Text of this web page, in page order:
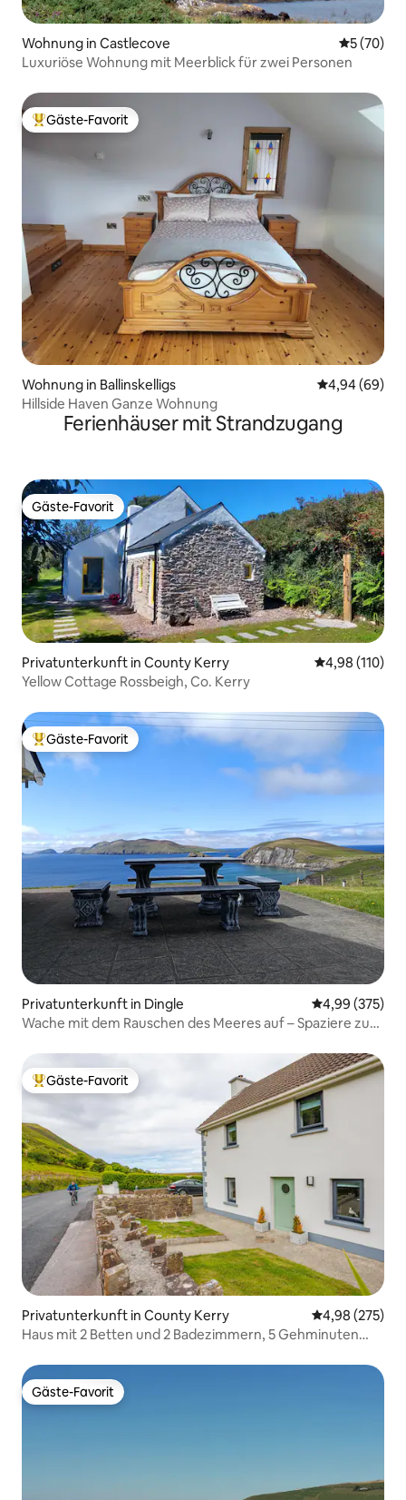
Wohnung in Castlecove
5 (70)
Luxuriöse Wohnung mit Meerblick für zwei Personen
Beliebter Gäste-Favorit.
Gäste-Favorit
Wohnung in Ballinskelligs
4,94 (69)
Hillside Haven Ganze Wohnung
Ferienhäuser mit Strandzugang
Gäste-Favorit
Gäste-Favorit
Privatunterkunft in County Kerry
4,98 (110)
Yellow Cottage Rossbeigh, Co. Kerry
Beliebter Gäste-Favorit.
Gäste-Favorit
Privatunterkunft in Dingle
4,99 (375)
Wache mit dem Rauschen des Meeres auf – Spaziere zum
Beliebter Gäste-Favorit.
Gäste-Favorit
Privatunterkunft in County Kerry
4,98 (275)
Haus mit 2 Betten und 2 Badezimmern, 5 Gehminuten
Gäste-Favorit
Gäste-Favorit